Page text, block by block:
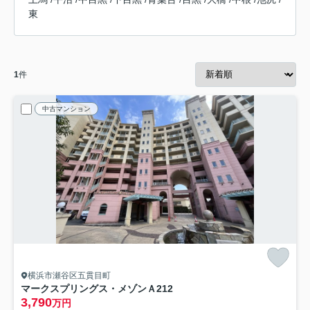
東
1件
中古マンション
横浜市瀬谷区五貫目町
マークスプリングス・メゾンＡ212
3,790万円